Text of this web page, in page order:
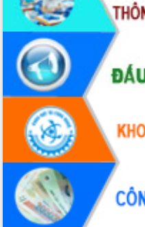
Thứ trưởng Bộ Y tế làm việc với tỉnh
Đắk Lắk về phát triển nhân lực y tế
cho trạm y tế cấp xã
Du lịch Đắk Lắk nâng tầm trải nghiệm
du khách thông qua Hệ thống cơ sở dữ
liệu và Bản đồ số
Tập huấn ứng dụng trí tuệ nhân tạo (AI)
trong thương mại điện tử năm 2026
Đoàn đại biểu Quốc hội tỉnh Đắk Lắk
trao đổi thông tin trước Kỳ họp thứ
nhất, Quốc hội khóa XVI
Quyết liệt cải cách hành chính, khơi
thông nguồn lực phát triển
Nâng cao hiệu lực, hiệu quả HĐND
tỉnh thông qua hiện đại hóa hành chính